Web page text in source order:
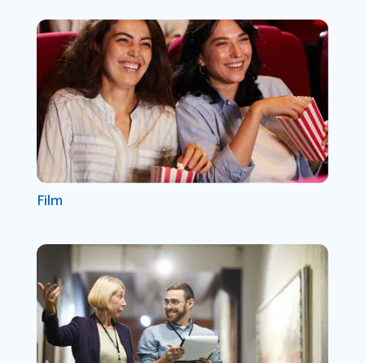
Film